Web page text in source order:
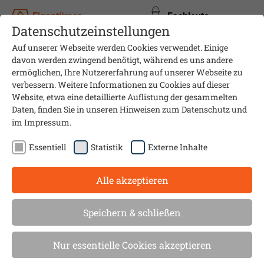
Eigentümer Fachleute
Informationsveranstaltung
Ist mein Haus
wärmepumpentauglich?
Datenschutzeinstellungen
Auf unserer Webseite werden Cookies verwendet. Einige
davon werden zwingend benötigt, während es uns andere
ermöglichen, Ihre Nutzererfahrung auf unserer Webseite zu
verbessern. Weitere Informationen zu Cookies auf dieser
Website, etwa eine detaillierte Auflistung der gesammelten
Daten, finden Sie in unseren Hinweisen zum Datenschutzund
im Impressum.
Essentiell Statistik Externe Inhalte
Alle akzeptieren
Speichern & schließen
Nur essentielle Cookies akzeptieren